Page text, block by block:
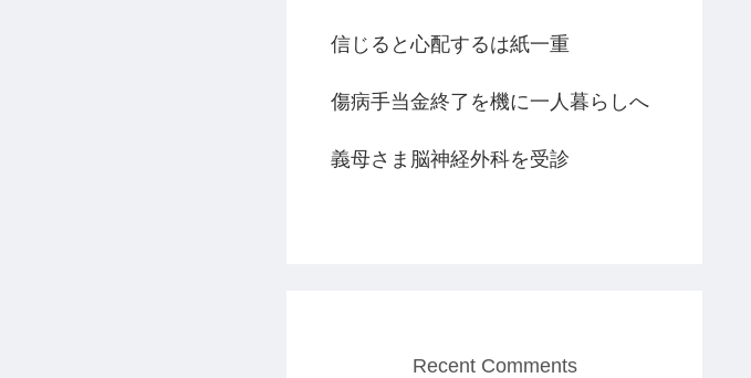
信じると心配するは紙一重
傷病手当金終了を機に一人暮らしへ
義母さま脳神経外科を受診
Recent Comments